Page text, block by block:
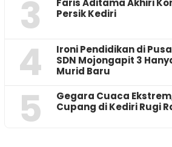
3
Faris Aditama Akhiri
Persik Kediri
4
Ironi Pendidikan di
SDN Mojongapit 3
Murid Baru
5
‎Gegara Cuaca
Cupang di Kediri Rugi